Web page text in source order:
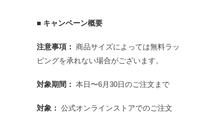
■ キャンペーン概要
注意事項： 商品サイズによっては無料ラッ
ピングを承れない場合がございます。
対象期間： 本日〜6月30日のご注文まで
対象： 公式オンラインストアでのご注文